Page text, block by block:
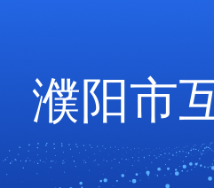
濮阳市